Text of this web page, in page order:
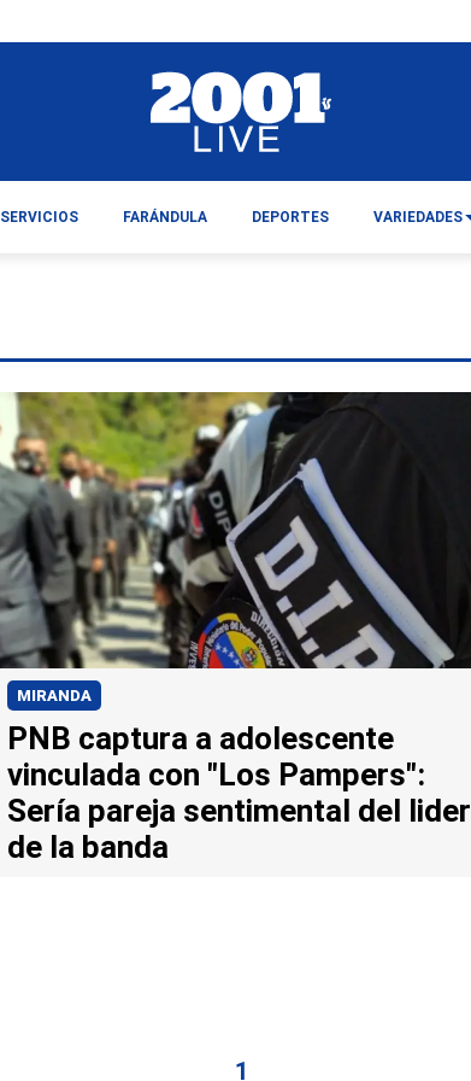
MIRANDA
PNB captura a adolescente
vinculada con "Los Pampers":
Sería pareja sentimental del lider
de la banda
1
SERVICIOS FARÁNDULA DEPORTES VARIEDADES